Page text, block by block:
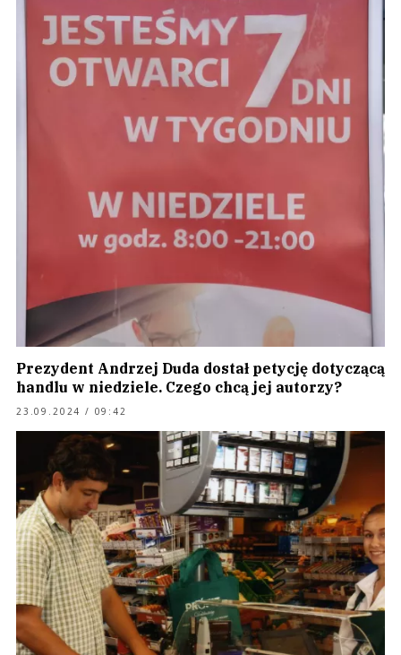
Prezydent Andrzej Duda dostał petycję dotyczącą
handlu w niedziele. Czego chcą jej autorzy?
23.09.2024 / 09:42